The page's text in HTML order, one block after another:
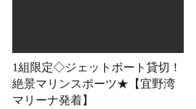
1組限定◇ジェットボート貸切！
絶景マリンスポーツ★【宜野湾
マリーナ発着】